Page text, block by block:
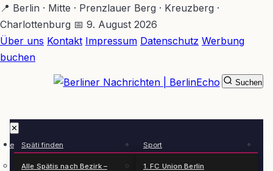
Zum
Hauptinhalt
springen
📍 Berlin · Mitte · Prenzlauer Berg · Kreuzberg ·
Charlottenburg 📅 9. August 2026
Über uns Kontakt Impressum Datenschutz Werbung
buchen
✕
Späti finden
Alle Spätis nach Bezirk –
Sport
1. FC Union Berlin
Suchen